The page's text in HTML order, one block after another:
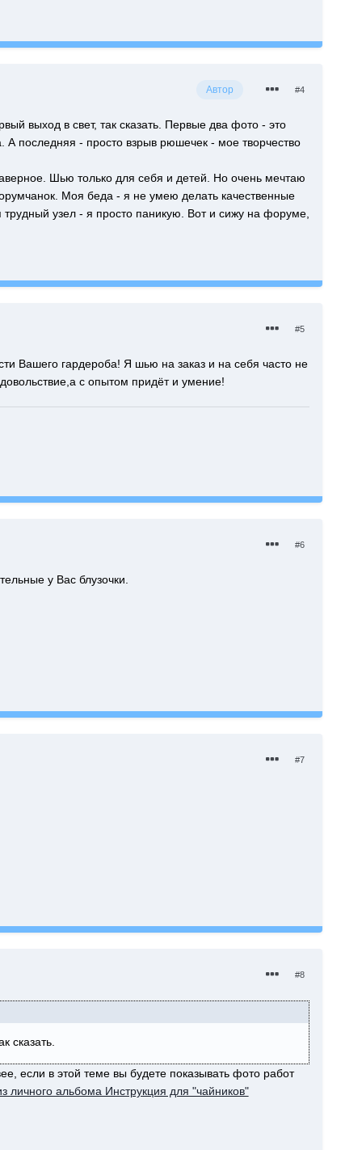
Автор #4
выход в свет, так сказать. Первые два фото - это
последняя - просто взрыв рюшечек - мое творчество
Шью только для себя и детей. Но очень мечтаю
Моя беда - я не умею делать качественные
узел - я просто паникую. Вот и сижу на форуме,
#5
Вашего гардероба! Я шью на заказ и на себя часто не
с опытом придёт и умение!
#6
у Вас блузочки.
#7
#8
сказать.
если в этой теме вы будете показывать фото работ
личного альбома Инструкция для "чайников"